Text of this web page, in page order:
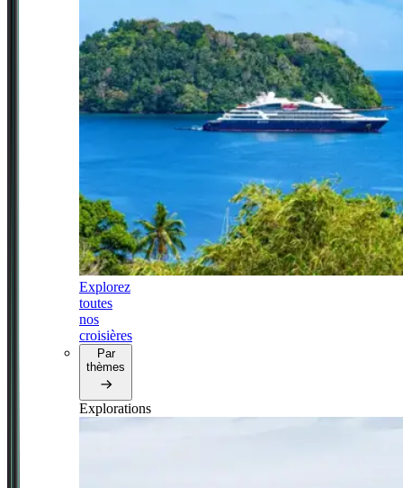
Explorez
toutes
nos
croisières
Par
thèmes
Explorations